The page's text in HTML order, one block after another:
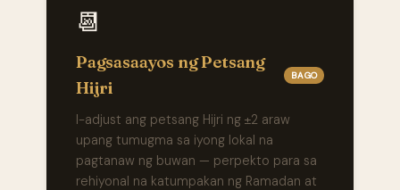
📆
Pagsasaayos ng Petsang
Hijri
BAGO
I-adjust ang petsang Hijri ng ±2 araw
upang tumugma sa iyong lokal na
pagtanaw ng buwan — perpekto para sa
rehiyonal na katumpakan ng Ramadan at